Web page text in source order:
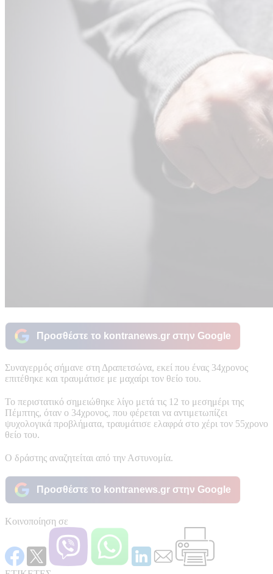
Προσθέστε το kontranews.gr στην Google
Συναγερμός σήμανε στη Δραπετσώνα, εκεί που ένας 34χρονος
επιτέθηκε και τραυμάτισε με μαχαίρι τον θείο του.
Το περιστατικό σημειώθηκε λίγο μετά τις 12 το μεσημέρι της
Πέμπτης, όταν ο 34χρονος, που φέρεται να αντιμετωπίζει
ψυχολογικά προβλήματα, τραυμάτισε ελαφρά στο χέρι τον 55χρονο
θείο του.
Ο δράστης αναζητείται από την Αστυνομία.
Προσθέστε το kontranews.gr στην Google
Κοινοποίηση σε